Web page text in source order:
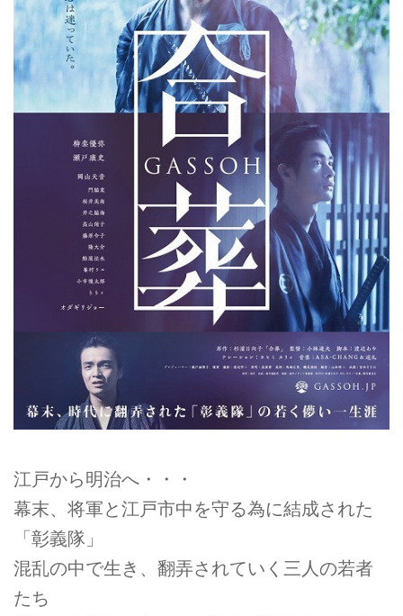
江戸から明治へ・・・
幕末、将軍と江戸市中を守る為に結成された
「彰義隊」
混乱の中で生き、翻弄されていく三人の若者
たち